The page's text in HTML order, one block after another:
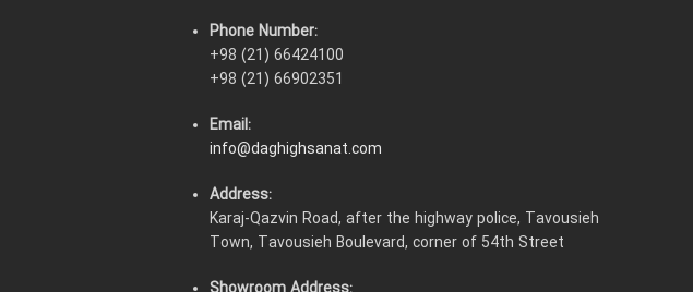
Phone Number:
+98 (21) 66424100
+98 (21) 66902351
Email:
info@daghighsanat.com
Address:
Karaj-Qazvin Road, after the highway police, Tavousieh
Town, Tavousieh Boulevard, corner of 54th Street